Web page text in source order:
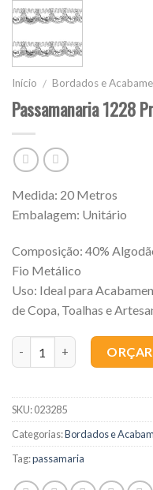
Início / Bordados e
Passamanaria 1228
Medida: 20 Metros
Embalagem: Unitário
Composição: 40%
Fio Metálico
Uso: Ideal para
de Copa, Toalhas e
ORÇAR
SKU:023285
Categorias:Bordados e
Tag:passamaria